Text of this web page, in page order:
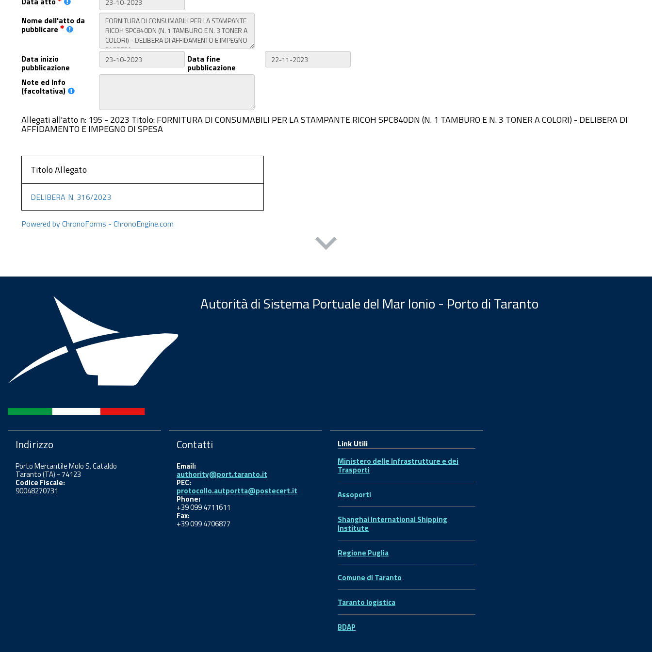
Nome dell'atto da
pubblicare
Data inizio
pubblicazione
Data fine
pubblicazione
Note ed Info
(facoltativa)
Allegati all'atto n: 195 - 2023 Titolo: FORNITURA DI CONSUMABILI PER LA STAMPANTE RICOH SPC840DN (N. 1 TAMBURO E N. 3 TONER A COLORI) - DELIBERA DI
AFFIDAMENTO E IMPEGNO DI SPESA
Titolo Allegato
DELIBERA N. 316/2023
Powered by ChronoForms - ChronoEngine.com
Autorità di Sistema Portuale del Mar Ionio - Porto di Taranto
Indirizzo
Porto Mercantile Molo S. Cataldo
Taranto (TA) - 74123
Codice Fiscale:
90048270731
Contatti
Email:
authority@port.taranto.it
PEC:
protocollo.autportta@postecert.it
Phone:
+39 099 4711611
Fax:
+39 099 4706877
Link Utili
Ministero delle Infrastrutture e dei
Trasporti
Assoporti
Shanghai International Shipping
Institute
Regione Puglia
Comune di Taranto
Taranto logistica
BDAP